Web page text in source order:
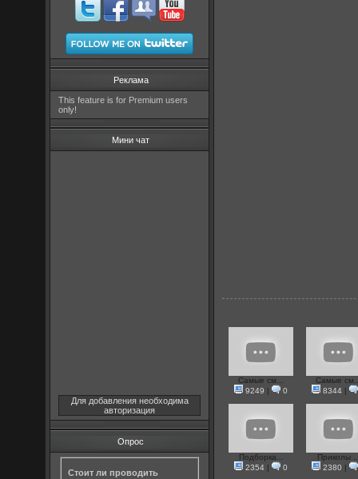
Реклама
This feature is for Premium users
only!
Мини чат
Для добавления необходима
авторизация
Опрос
Стоит ли проводить
Самые см...
9249 | 0
Самые
8344 |
Подборка...
2354 | 0
Приколы
2380 |